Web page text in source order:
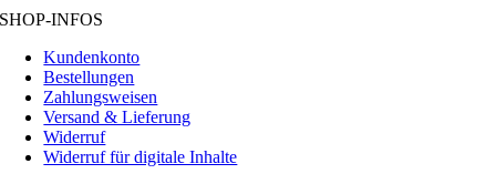
SHOP-INFOS
Kundenkonto
Bestellungen
Zahlungsweisen
Versand & Lieferung
Widerruf
Widerruf für digitale Inhalte